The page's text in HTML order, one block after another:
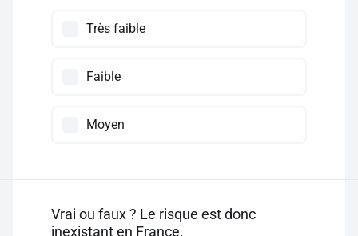
Très faible
Faible
Moyen
Vrai ou faux ? Le risque est donc
inexistant en France.